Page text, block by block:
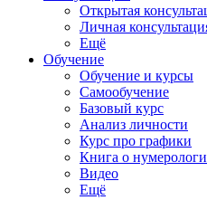
Открытая
Личная
Ещё
Обучение
Обучение и курсы
Самообучение
Базовый курс
Анализ личности
Курс про графики
Книга о
Видео
Ещё